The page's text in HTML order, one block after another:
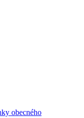
obecného